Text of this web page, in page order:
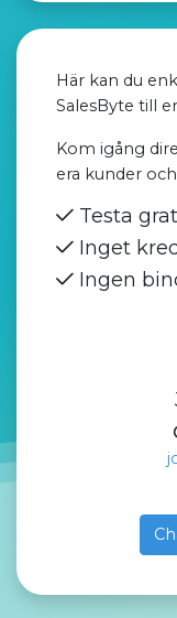
Här kan du
SalesByte till
Kom igång
era kunder
Testa
Inget
Ingen